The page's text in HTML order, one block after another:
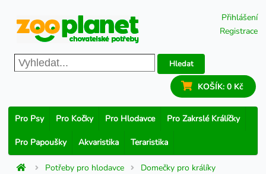
Přihlášení
Registrace
Hledat
KOŠÍK: 0 Kč
Pro Psy Pro Kočky Pro Hlodavce Pro Zakrslé Králíčky
Pro Papoušky Akvaristika Teraristika
Potřeby pro hlodavce Domečky pro králíky